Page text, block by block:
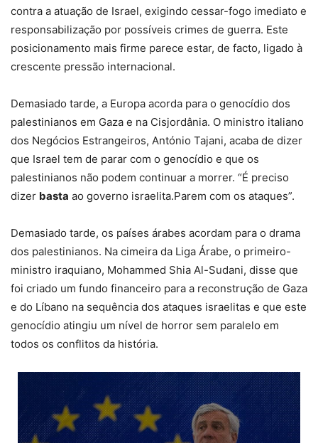
contra a atuação de Israel, exigindo cessar-fogo imediato e
responsabilização por possíveis crimes de guerra. Este
posicionamento mais firme parece estar, de facto, ligado à
crescente pressão internacional.
Demasiado tarde, a Europa acorda para o genocídio dos
palestinianos em Gaza e na Cisjordânia. O ministro italiano
dos Negócios Estrangeiros, António Tajani, acaba de dizer
que Israel tem de parar com o genocídio e que os
palestinianos não podem continuar a morrer. “É preciso
dizer basta ao governo israelita.Parem com os ataques”.
Demasiado tarde, os países árabes acordam para o drama
dos palestinianos. Na cimeira da Liga Árabe, o primeiro-
ministro iraquiano, Mohammed Shia Al-Sudani, disse que
foi criado um fundo financeiro para a reconstrução de Gaza
e do Líbano na sequência dos ataques israelitas e que este
genocídio atingiu um nível de horror sem paralelo em
todos os conflitos da história.